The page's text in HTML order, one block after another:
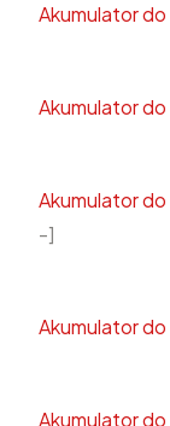
Akumulator do
Akumulator do
Akumulator do
-]
Akumulator do
Akumulator do